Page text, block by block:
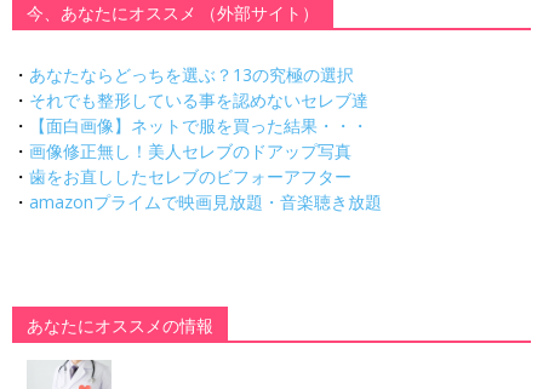
今、あなたにオススメ （外部サイト）
・ あなたならどっちを選ぶ？13の究極の選択
・ それでも整形している事を認めないセレブ達
・
【面白画像】ネットで服を買った結果・・・
・ 画像修正無し！美人セレブのドアップ写真
・ 歯をお直ししたセレブのビフォーアフター
・ amazonプライムで映画見放題・音楽聴き放題
あなたにオススメの情報